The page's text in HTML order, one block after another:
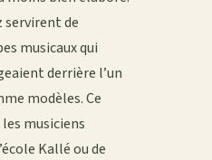
servirent de
musicaux qui
derrière l’un
modèles. Ce
musiciens
Kallé ou de